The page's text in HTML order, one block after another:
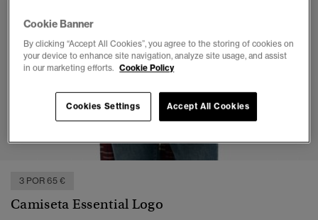
1 2 3 4 5 6
3 POR 65 €
Camiseta Essential Logo
Cookie Banner
By clicking “Accept All Cookies”, you agree to the storing of cookies on
your device to enhance site navigation, analyze site usage, and assist
in our marketing efforts. Cookie Policy
Accept All Cookies
Cookies Settings